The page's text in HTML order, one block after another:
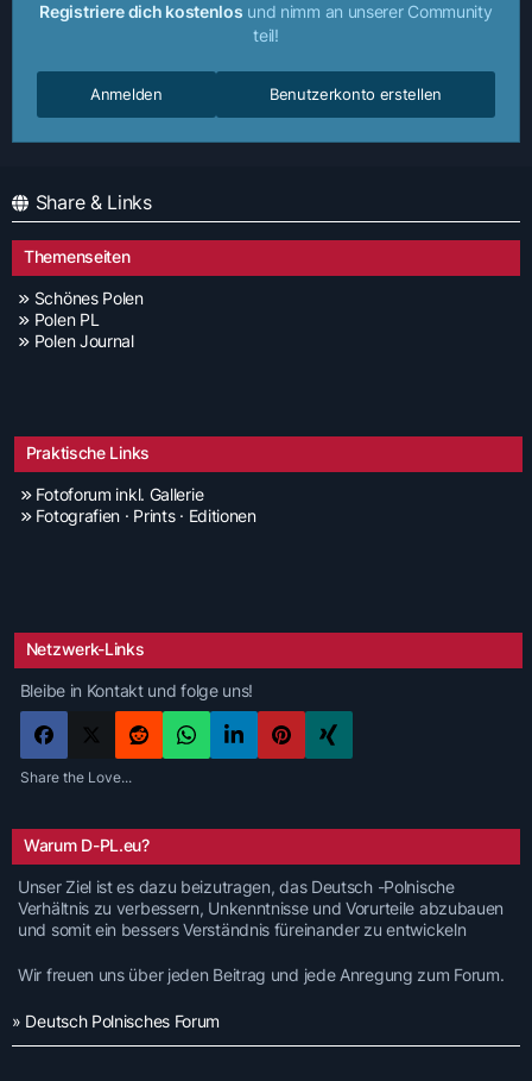
Registriere dich kostenlos und nimm an unserer Community
teil!
Benutzerkonto erstellen
Anmelden
Share & Links
Themenseiten
Schönes Polen
Polen PL
Polen Journal
Praktische Links
Fotoforum inkl. Gallerie
Fotografien · Prints · Editionen
Netzwerk-Links
Bleibe in Kontakt und folge uns!
Share the Love...
Warum D-PL.eu?
Unser Ziel ist es dazu beizutragen, das Deutsch -Polnische
Verhältnis zu verbessern, Unkenntnisse und Vorurteile abzubauen
und somit ein bessers Verständnis füreinander zu entwickeln
Wir freuen uns über jeden Beitrag und jede Anregung zum Forum.
» Deutsch Polnisches Forum